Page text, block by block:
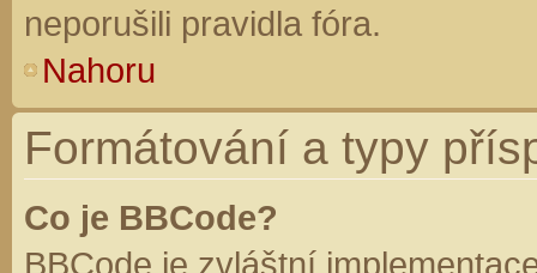
neporušili pravidla fóra.
Nahoru
Formátování a typy
Co je BBCode?
BBCode je zvláštní